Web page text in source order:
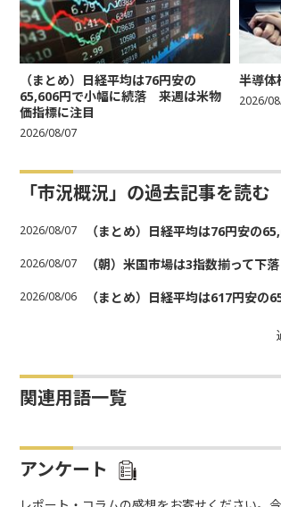
（まとめ）日経平均は76円安の
65,606円で小幅に続落 来週は米物
価指標に注目
2026/08/07
半導体
2026/
「市況概況」の過去記事を読む
2026/08/07 （まとめ）日経平均は76円安の
2026/08/07 （朝）米国市場は3指数揃って
2026/08/06 （まとめ）日経平均は617円安
関連用語一覧
アンケート